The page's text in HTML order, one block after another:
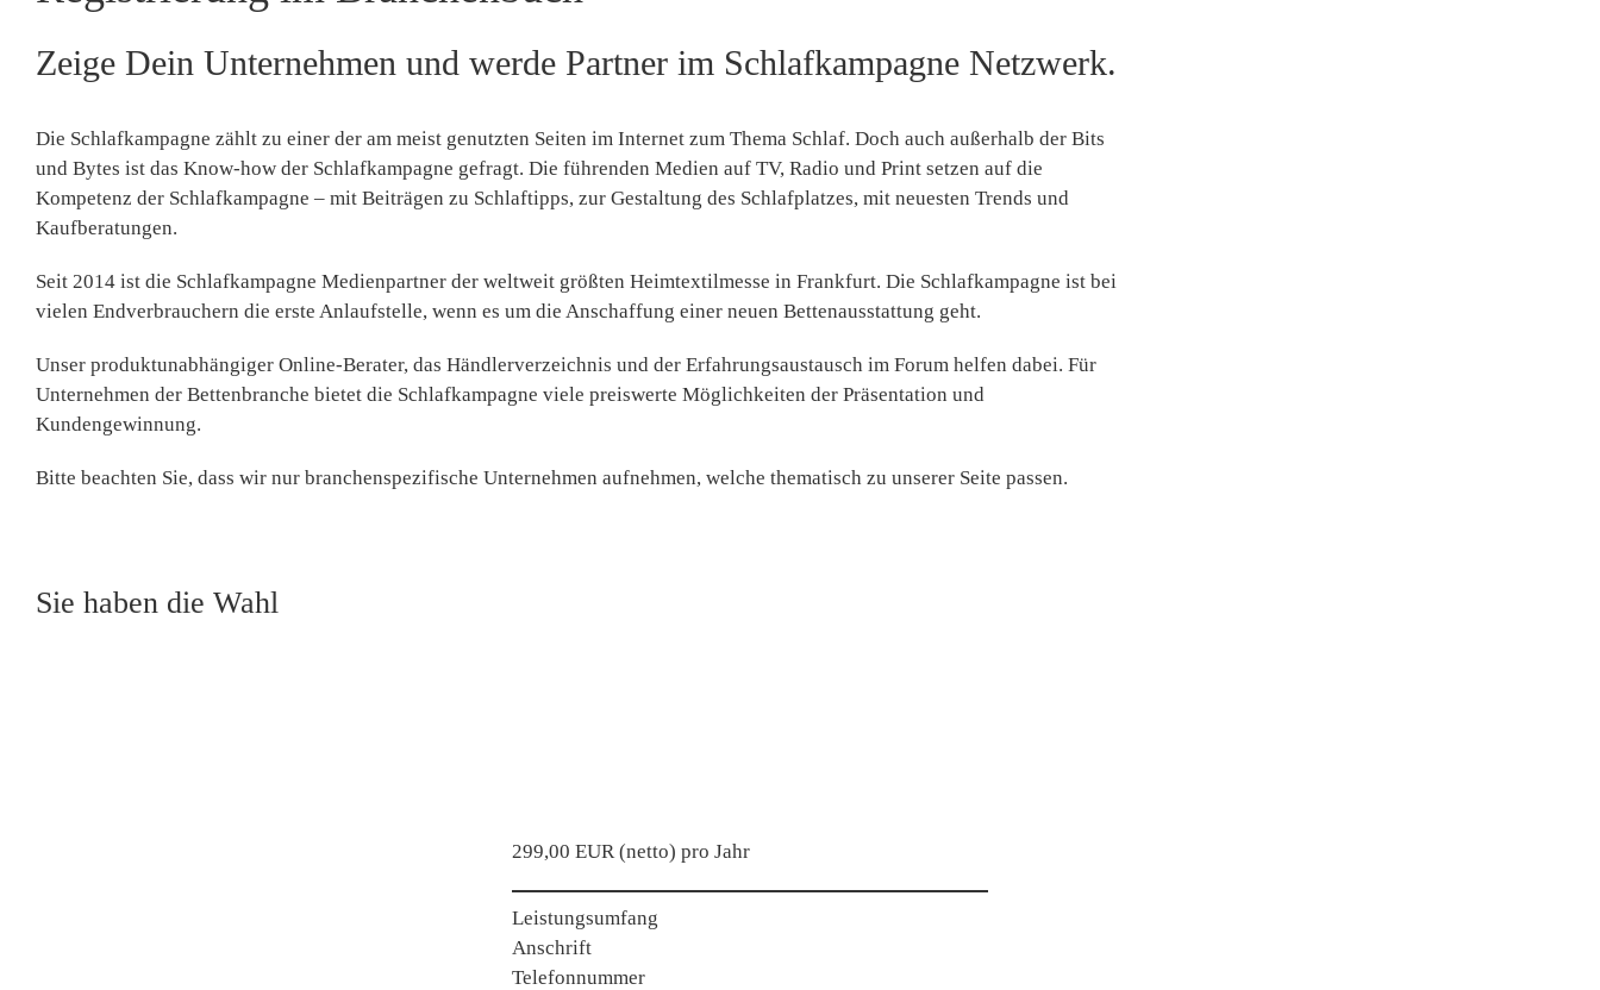
Zeige Dein Unternehmen und werde Partner im Schlafkampagne Netzwerk.
Die Schlafkampagne zählt zu einer der am meist genutzten Seiten im Internet zum Thema Schlaf. Doch auch außerhalb der Bits
und Bytes ist das Know-how der Schlafkampagne gefragt. Die führenden Medien auf TV, Radio und Print setzen auf die
Kompetenz der Schlafkampagne – mit Beiträgen zu Schlaftipps, zur Gestaltung des Schlafplatzes, mit neuesten Trends und
Kaufberatungen.
Seit 2014 ist die Schlafkampagne Medienpartner der weltweit größten Heimtextilmesse in Frankfurt. Die Schlafkampagne ist bei
vielen Endverbrauchern die erste Anlaufstelle, wenn es um die Anschaffung einer neuen Bettenausstattung geht.
Unser produktunabhängiger Online-Berater, das Händlerverzeichnis und der Erfahrungsaustausch im Forum helfen dabei. Für
Unternehmen der Bettenbranche bietet die Schlafkampagne viele preiswerte Möglichkeiten der Präsentation und
Kundengewinnung.
Bitte beachten Sie, dass wir nur branchenspezifische Unternehmen aufnehmen, welche thematisch zu unserer Seite passen.
Sie haben die Wahl
299,00 EUR (netto) pro Jahr
Leistungsumfang
Anschrift
Telefonnummer